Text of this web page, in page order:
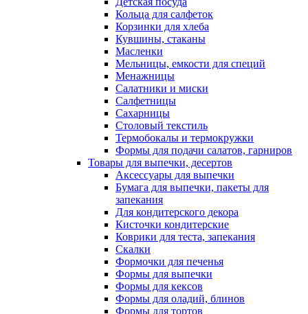
Кольца для салфеток
Корзинки для хлеба
Кувшины, стаканы
Масленки
Мельницы, емкости для специй
Менажницы
Салатники и миски
Салфетницы
Сахарницы
Столовый текстиль
Термобокалы и термокружки
Формы для подачи салатов, гарниров
Товары для выпечки, десертов
Аксессуары для выпечки
Бумага для выпечки, пакеты для
запекания
Для кондитерского декора
Кисточки кондитерские
Коврики для теста, запекания
Скалки
Формочки для печенья
Формы для выпечки
Формы для кексов
Формы для оладий, блинов
Формы для тортов